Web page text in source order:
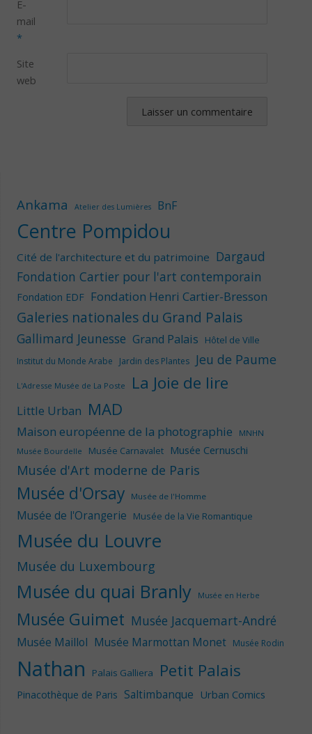
E-
mail
*
Site
web
Ankama Atelier des Lumières BnF
Centre Pompidou
Cité de l'architecture et du patrimoine Dargaud
Fondation Cartier pour l'art contemporain
Fondation EDF Fondation Henri Cartier-Bresson
Galeries nationales du Grand Palais
Gallimard Jeunesse Grand Palais Hôtel de Ville
Institut du Monde Arabe Jardin des Plantes Jeu de Paume
L'Adresse Musée de La Poste La Joie de lire
Little Urban MAD
Maison européenne de la photographie
MNHN
Musée Bourdelle
Musée Carnavalet Musée Cernuschi
Musée d'Art moderne de Paris
Musée d'Orsay Musée de l'Homme
Musée de l'Orangerie Musée de la Vie Romantique
Musée du Louvre
Musée du Luxembourg
Musée du quai Branly Musée en Herbe
Musée Guimet Musée Jacquemart-André
Musée Maillol Musée Marmottan Monet Musée Rodin
Nathan Palais Galliera Petit Palais
Pinacothèque de Paris Saltimbanque Urban Comics